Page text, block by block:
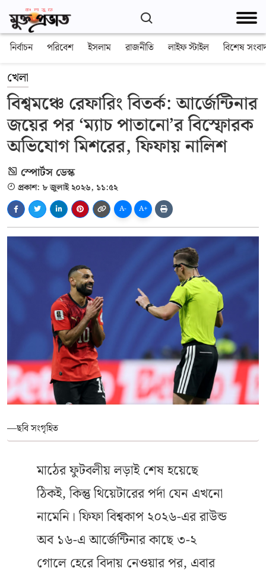
নির্বাচন পরিবেশ ইসলাম রাজনীতি লাইফ স্টাইল বিশেষ
খেলা
বিশ্বমঞ্চে রেফারিং বিতর্ক: আর্জেন্টিনার
জয়ের পর ‘ম্যাচ পাতানো’র বিস্ফোরক
অভিযোগ মিশরের, ফিফায় নালিশ
স্পোর্টস ডেস্ক
প্রকাশ: ৮ জুলাই ২০২৬, ১১:৫২
A- A+
—ছবি সংগৃহিত
মাঠের ফুটবলীয় লড়াই শেষ হয়েছে
ঠিকই, কিন্তু থিয়েটারের পর্দা যেন এখনো
নামেনি। ফিফা বিশ্বকাপ ২০২৬-এর রাউন্ড
অব ১৬-এ আর্জেন্টিনার কাছে ৩-২
গোলে হেরে বিদায় নেওয়ার পর, এবার